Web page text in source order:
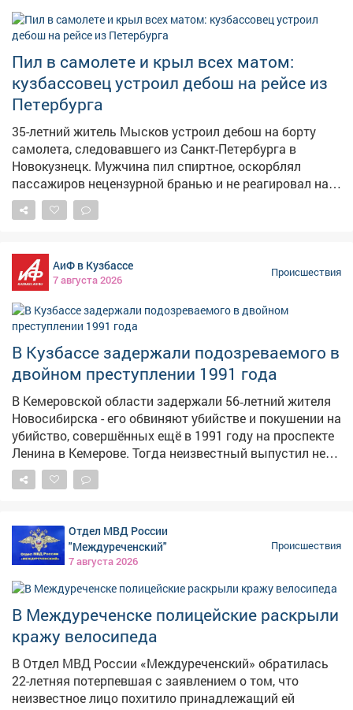
Пил в самолете и крыл всех матом:
кузбассовец устроил дебош на рейсе из
Петербурга
35-летний житель Мысков устроил дебош на борту
самолета, следовавшего из Санкт-Петербурга в
Новокузнецк. Мужчина пил спиртное, оскорблял
пассажиров нецензурной бранью и не реагировал на
замечания экипажа. Сообщение о неадекватном
пассажире поступило в линейный пункт полиции в
рейсе, вылетевшем из Санкт-Петербурга.
Представитель авиакомпании отказал 35-летнему
жителю Мысков в дальнейшем перелете из-за его
поведения. Транспортные полицейские установили: в
ходе полета мужчина оскорблял окружающих с
замечания работников авиакомпании, проявлял
агрессию и распивал спиртные напитки прямо в
освидетельствование подтвердило алкогольное
опьянение. В отношении дебошира составили
протокол по ч. 1 ст. 20.1 КоАП РФ "Мелкое
хулиганство" и назначили административный штраф.
АиФ в Кузбассе
7 августа 2026
Происшествия
В Кузбассе задержали подозреваемого в
двойном преступлении 1991 года
В Кемеровской области задержали 56‑летний жителя
Новосибирска - его обвиняют убийстве и покушении на
убийство, совершённых ещё в 1991 году на проспекте
Ленина в Кемерове. Тогда неизвестный выпустил не
менее двух пуль из огнестрельного оружия в двух
мужчин. Один из пострадавших скончался на месте,
выжил благодаря вовремя оказанной медпомощи. В
90-е раскрыть преступление не удалось, и уголовное
дело приостановили. Однако силовики продолжали
Ключевым прорывом стал допрос свидетеля,
который раньше уклонялся от развёрнутых
показаний: в итоге он предоставил сведения,
изобличающие подозреваемого. Выяснилось, что
мотивом преступления стали длительные
неприязненные отношения: обвиняемый намеренно
хотел расправиться с потерпевшими. После
Отдел МВД России
"Междуреченский"
7 августа 2026
Происшествия
В Междуреченске полицейские раскрыли
кражу велосипеда
В Отдел МВД России «Междуреченский» обратилась
22-летняя потерпевшая с заявлением о том, что
неизвестное лицо похитило принадлежащий ей